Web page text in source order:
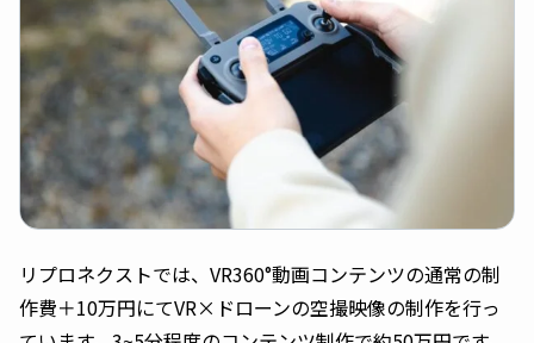
リプロネクストでは、VR360°動画コンテンツの通常の制
作費＋10万円にてVR×ドローンの空撮映像の制作を行っ